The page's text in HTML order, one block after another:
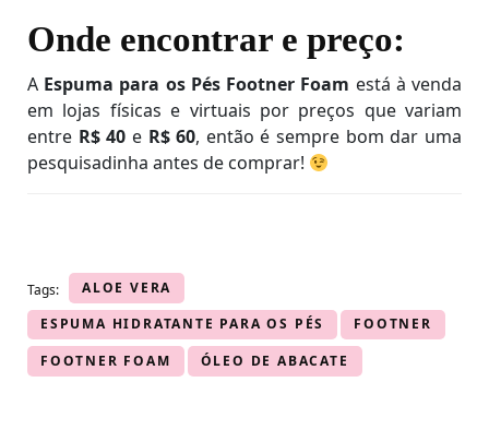
Onde encontrar e preço:
A Espuma para os Pés Footner Foam está à venda
em lojas físicas e virtuais por preços que variam
entre R$ 40 e R$ 60, então é sempre bom dar uma
pesquisadinha antes de comprar!
Tags:
ALOE VERA
ESPUMA HIDRATANTE PARA OS PÉS
FOOTNER
FOOTNER FOAM
ÓLEO DE ABACATE